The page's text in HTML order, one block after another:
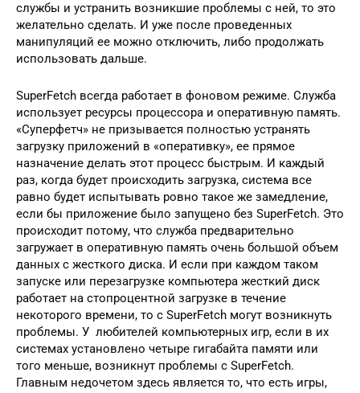
службы и устранить возникшие проблемы с ней, то это
желательно сделать. И уже после проведенных
манипуляций ее можно отключить, либо продолжать
использовать дальше.
SuperFetch всегда работает в фоновом режиме. Служба
использует ресурсы процессора и оперативную память.
«Суперфетч» не призывается полностью устранять
загрузку приложений в «оперативку», ее прямое
назначение делать этот процесс быстрым. И каждый
раз, когда будет происходить загрузка, система все
равно будет испытывать ровно такое же замедление,
если бы приложение было запущено без SuperFetch. Это
происходит потому, что служба предварительно
загружает в оперативную память очень большой объем
данных с жесткого диска. И если при каждом таком
запуске или перезагрузке компьютера жесткий диск
работает на стопроцентной загрузке в течение
некоторого времени, то с SuperFetch могут возникнуть
проблемы. У любителей компьютерных игр, если в их
системах установлено четыре гигабайта памяти или
того меньше, возникнут проблемы с SuperFetch.
Главным недочетом здесь является то, что есть игры,